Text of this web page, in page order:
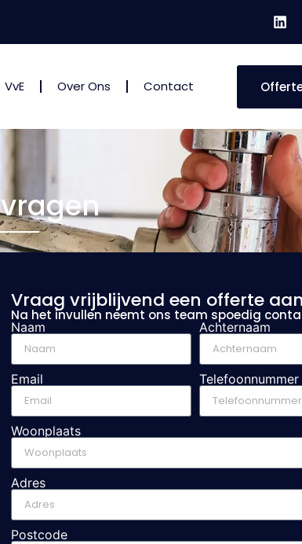
VvE Over Ons Contact
Vraag vrijblijvend een offerte
Na het invullen neemt ons team spoedig
Naam Achternaam
Email Telefoonnummer
Woonplaats
Adres
Postcode